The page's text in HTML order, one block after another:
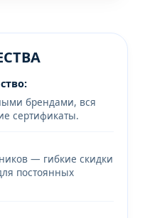
брендами, вся
сертификаты.
— гибкие скидки
постоянных